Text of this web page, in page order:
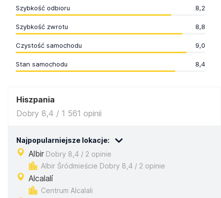
Szybkość odbioru 8,2
Szybkość zwrotu 8,8
Czystość samochodu 9,0
Stan samochodu 8,4
Hiszpania
Dobry 8,4 / 1 561 opinii
Najpopularniejsze lokacje:
Albir Dobry 8,4 / 2 opinie
Albir Śródmieście Dobry 8,4 / 2 opinie
Alcalalí
Centrum Alcalali